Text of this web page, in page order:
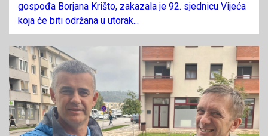
gospođa Borjana Krišto, zakazala je 92. sjednicu Vijeća
koja će biti održana u utorak...